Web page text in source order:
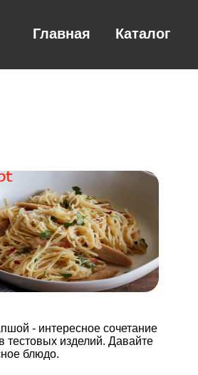
Главная Каталог
- интересное сочетание
тестовых изделий. Давайте
блюдо.